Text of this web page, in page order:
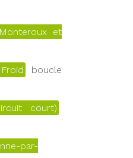
et
boucle
court)
par-